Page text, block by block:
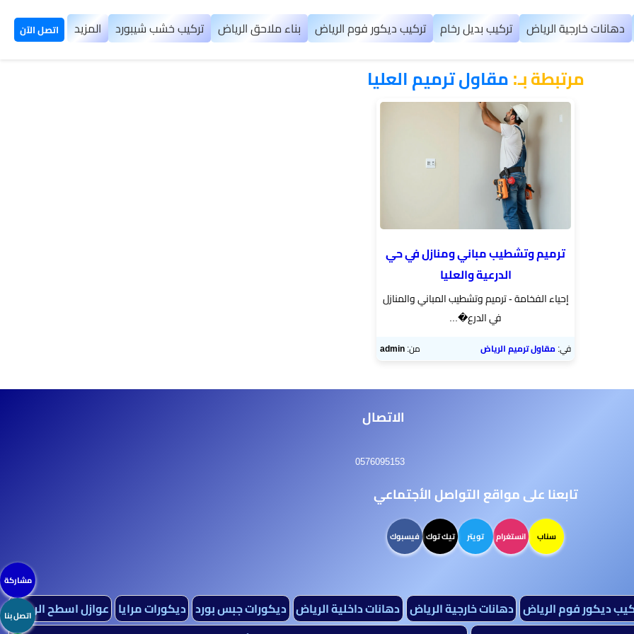
دهانات خارجية الرياض تركيب بديل رخام تركيب ديكور فوم الرياض بناء ملاحق الرياض تركيب خشب شيبورد المزيد اتصل الآن
مرتبطة بـ:​مقاول ترميم العليا
ترميم وتشطيب مباني ومنازل في حي
الدرعية والعليا
إحياء الفخامة - ترميم وتشطيب المباني والمنازل
في الدرع�...
في:مقاول ترميم الرياض من:admin
الاتصال
0576095153
تابعنا على مواقع التواصل الأجتماعي
سناب انستغرام تويتر تيك توك فيسبوك
ديكور فوم الرياض دهانات خارجية الرياض دهانات داخلية الرياض ديكورات جبس بورد ديكورات مرايا عوازل اسطح الرياض
مشاركة
اتصل بنا